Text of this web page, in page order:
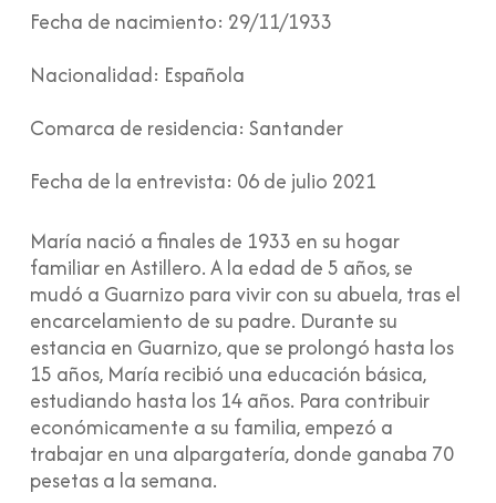
Fecha de nacimiento: 29/11/1933
Nacionalidad: Española
Comarca de residencia: Santander
Fecha de la entrevista: 06 de julio 2021
María nació a finales de 1933 en su hogar
familiar en Astillero. A la edad de 5 años, se
mudó a Guarnizo para vivir con su abuela, tras el
encarcelamiento de su padre. Durante su
estancia en Guarnizo, que se prolongó hasta los
15 años, María recibió una educación básica,
estudiando hasta los 14 años. Para contribuir
económicamente a su familia, empezó a
trabajar en una alpargatería, donde ganaba 70
pesetas a la semana.